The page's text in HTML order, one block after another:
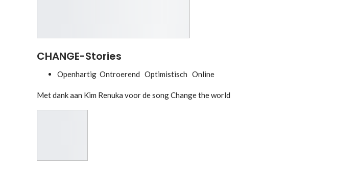
CHANGE-Stories
Openhartig Ontroerend Optimistisch Online
Met dank aan Kim Renuka voor de song Change the world